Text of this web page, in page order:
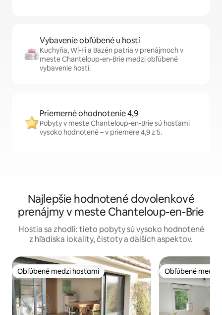
Vybavenie obľúbené u hostí
Kuchyňa, Wi-Fi a Bazén patria v prenájmoch v
meste Chanteloup-en-Brie medzi obľúbené
vybavenie hostí.
Priemerné ohodnotenie 4,9
Pobyty v meste Chanteloup-en-Brie sú hosťami
vysoko hodnotené – v priemere 4,9 z 5.
Najlepšie hodnotené dovolenkové
prenájmy v meste Chanteloup-en-Brie
Hostia sa zhodli: tieto pobyty sú vysoko hodnotené
z hľadiska lokality, čistoty a ďalších aspektov.
Obľúbené medzi hosťami
Obľúbené medzi hosťami Obľúbené medzi
Obľúbené medzi